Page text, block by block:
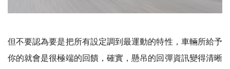
但不要認為要是把所有設定調到最運動的特性，車輛所給予
你的就會是很極端的回饋，確實，懸吊的回彈資訊變得清晰